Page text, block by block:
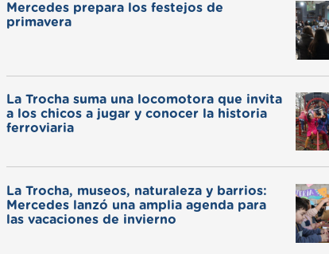
Mercedes prepara los festejos de
primavera
La Trocha suma una locomotora que invita
a los chicos a jugar y conocer la historia
ferroviaria
La Trocha, museos, naturaleza y barrios:
Mercedes lanzó una amplia agenda para
las vacaciones de invierno